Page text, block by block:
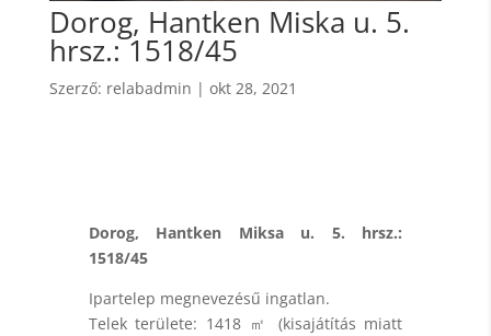
Dorog, Hantken Miska u. 5.
hrsz.: 1518/45
Szerző: relabadmin | okt 28, 2021
Dorog, Hantken Miksa u. 5. hrsz.:
1518/45
Ipartelep megnevezésű ingatlan.
Telek területe: 1418 ㎡ (kisajátítás miatt